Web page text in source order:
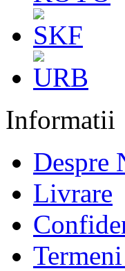
Informatii
Despre
Livrare